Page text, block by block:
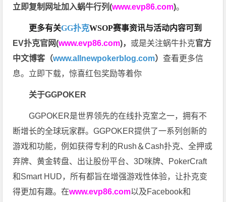
立即复制网址加入蜗牛行列(www.evp86.com)。
更多有关GG扑克WSOP赛事资讯与活动内容可到
EV扑克官网(www.evp86.com)， 或是关注蜗牛扑克官方
中文博客（www.allnewpokerblog.com）查看更多信
息。立即下载，惊喜红包奖励等着你
关于GGPOKER
GGPOKER是世界领先的在线扑克室之一，拥有不
断增长的全球玩家群。GGPOKER提供了一系列创新的
游戏和功能，例如获得专利的Rush＆Cash扑克、全押或
弃牌、黄金转盘、出让股份平台、3D咪牌、PokerCraft
和Smart HUD，所有都旨在增强游戏性体验，让扑克变
得更加有趣。在www.evp86.com以及Facebook和